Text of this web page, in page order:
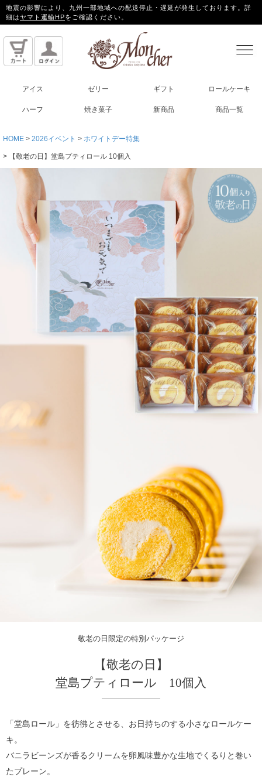
地震の影響により、九州一部地域への配送停止・遅延が発生しております。詳
細はヤマト運輸HPをご確認ください。
アイス ゼリー ギフト ロールケーキ
ハーフ 焼き菓子 新商品 商品一覧
HOME 2026イベント ホワイトデー特集
【敬老の日】堂島プティロール 10個入
敬老の日限定の特別パッケージ
【敬老の日】
堂島プティロール 10個入
「堂島ロール」を彷彿とさせる、お日持ちのする小さなロールケー
キ。
バニラビーンズが香るクリームを卵風味豊かな生地でくるりと巻い
たプレーン。